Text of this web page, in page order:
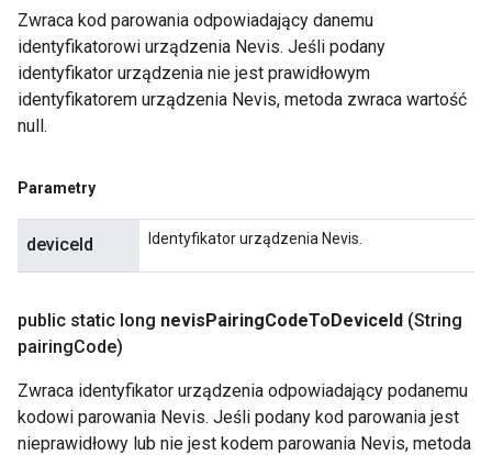
Zwraca kod parowania odpowiadający danemu
identyfikatorowi urządzenia Nevis. Jeśli podany
identyfikator urządzenia nie jest prawidłowym
identyfikatorem urządzenia Nevis, metoda zwraca wartość
null.
Parametry
deviceId Identyfikator urządzenia Nevis.
public static long nevisPairingCodeToDeviceId (String
pairingCode)
Zwraca identyfikator urządzenia odpowiadający podanemu
kodowi parowania Nevis. Jeśli podany kod parowania jest
nieprawidłowy lub nie jest kodem parowania Nevis, metoda